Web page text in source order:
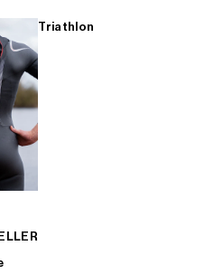
Triathlon